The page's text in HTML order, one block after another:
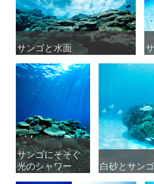
サンゴと水面
サンゴと水面
サンゴにそそぐ
光のシャワー
サンゴにそそぐ
光のシャワー
白砂とサンゴ
白砂とサンゴ